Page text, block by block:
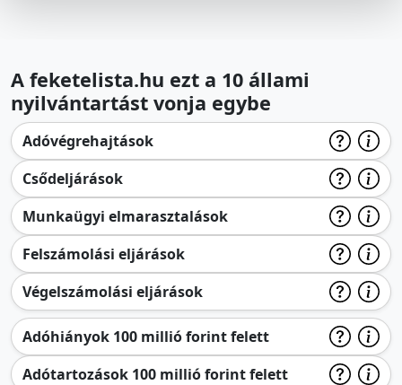
A feketelista.hu ezt a 10 állami
nyilvántartást vonja egybe
Adóvégrehajtások
Csődeljárások
Munkaügyi elmarasztalások
Felszámolási eljárások
Végelszámolási eljárások
Adóhiányok 100 millió forint felett
Adótartozások 100 millió forint felett